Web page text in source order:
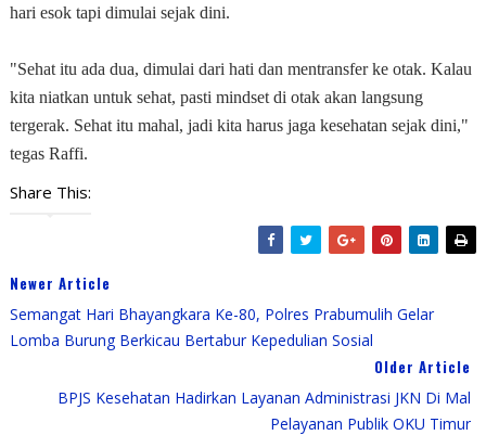
hari esok tapi dimulai sejak dini.
"Sehat itu ada dua, dimulai dari hati dan mentransfer ke otak. Kalau
kita niatkan untuk sehat, pasti mindset di otak akan langsung
tergerak. Sehat itu mahal, jadi kita harus jaga kesehatan sejak dini,"
tegas Raffi.
Share This:
Newer Article
Semangat Hari Bhayangkara Ke-80, Polres Prabumulih Gelar
Lomba Burung Berkicau Bertabur Kepedulian Sosial
Older Article
BPJS Kesehatan Hadirkan Layanan Administrasi JKN Di Mal
Pelayanan Publik OKU Timur